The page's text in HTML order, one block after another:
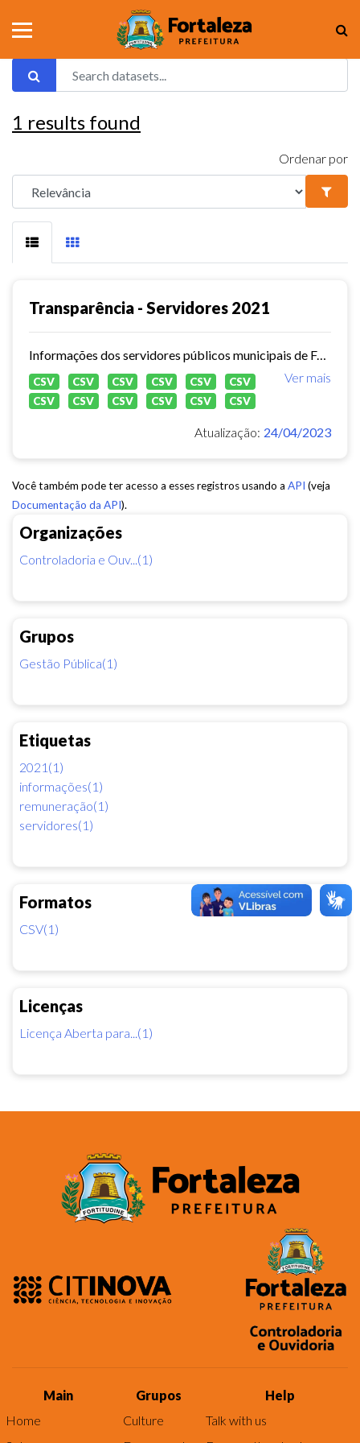
Organizações
Controladoria e Ouv...(1)
Grupos
Gestão Pública(1)
Etiquetas
2021(1)
informações(1)
remuneração(1)
servidores(1)
Formatos
CSV(1)
Licenças
Licença Aberta para...(1)
1 results found
Ordenar por
Transparência - Servidores 2021
Informações dos servidores públicos municipais de Fortaleza referente ao ano de 2021.
Ver mais
CSV CSV CSV CSV CSV
CSV
CSV
CSV CSV CSV CSV CSV
Atualização: 24/04/2023
Você também pode ter acesso a esses registros usando a API (veja
Documentação da API).
Main
Home
Grupos
Culture
Help
Talk with us